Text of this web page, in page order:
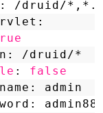
/druid/
/druid/*
: false
admin